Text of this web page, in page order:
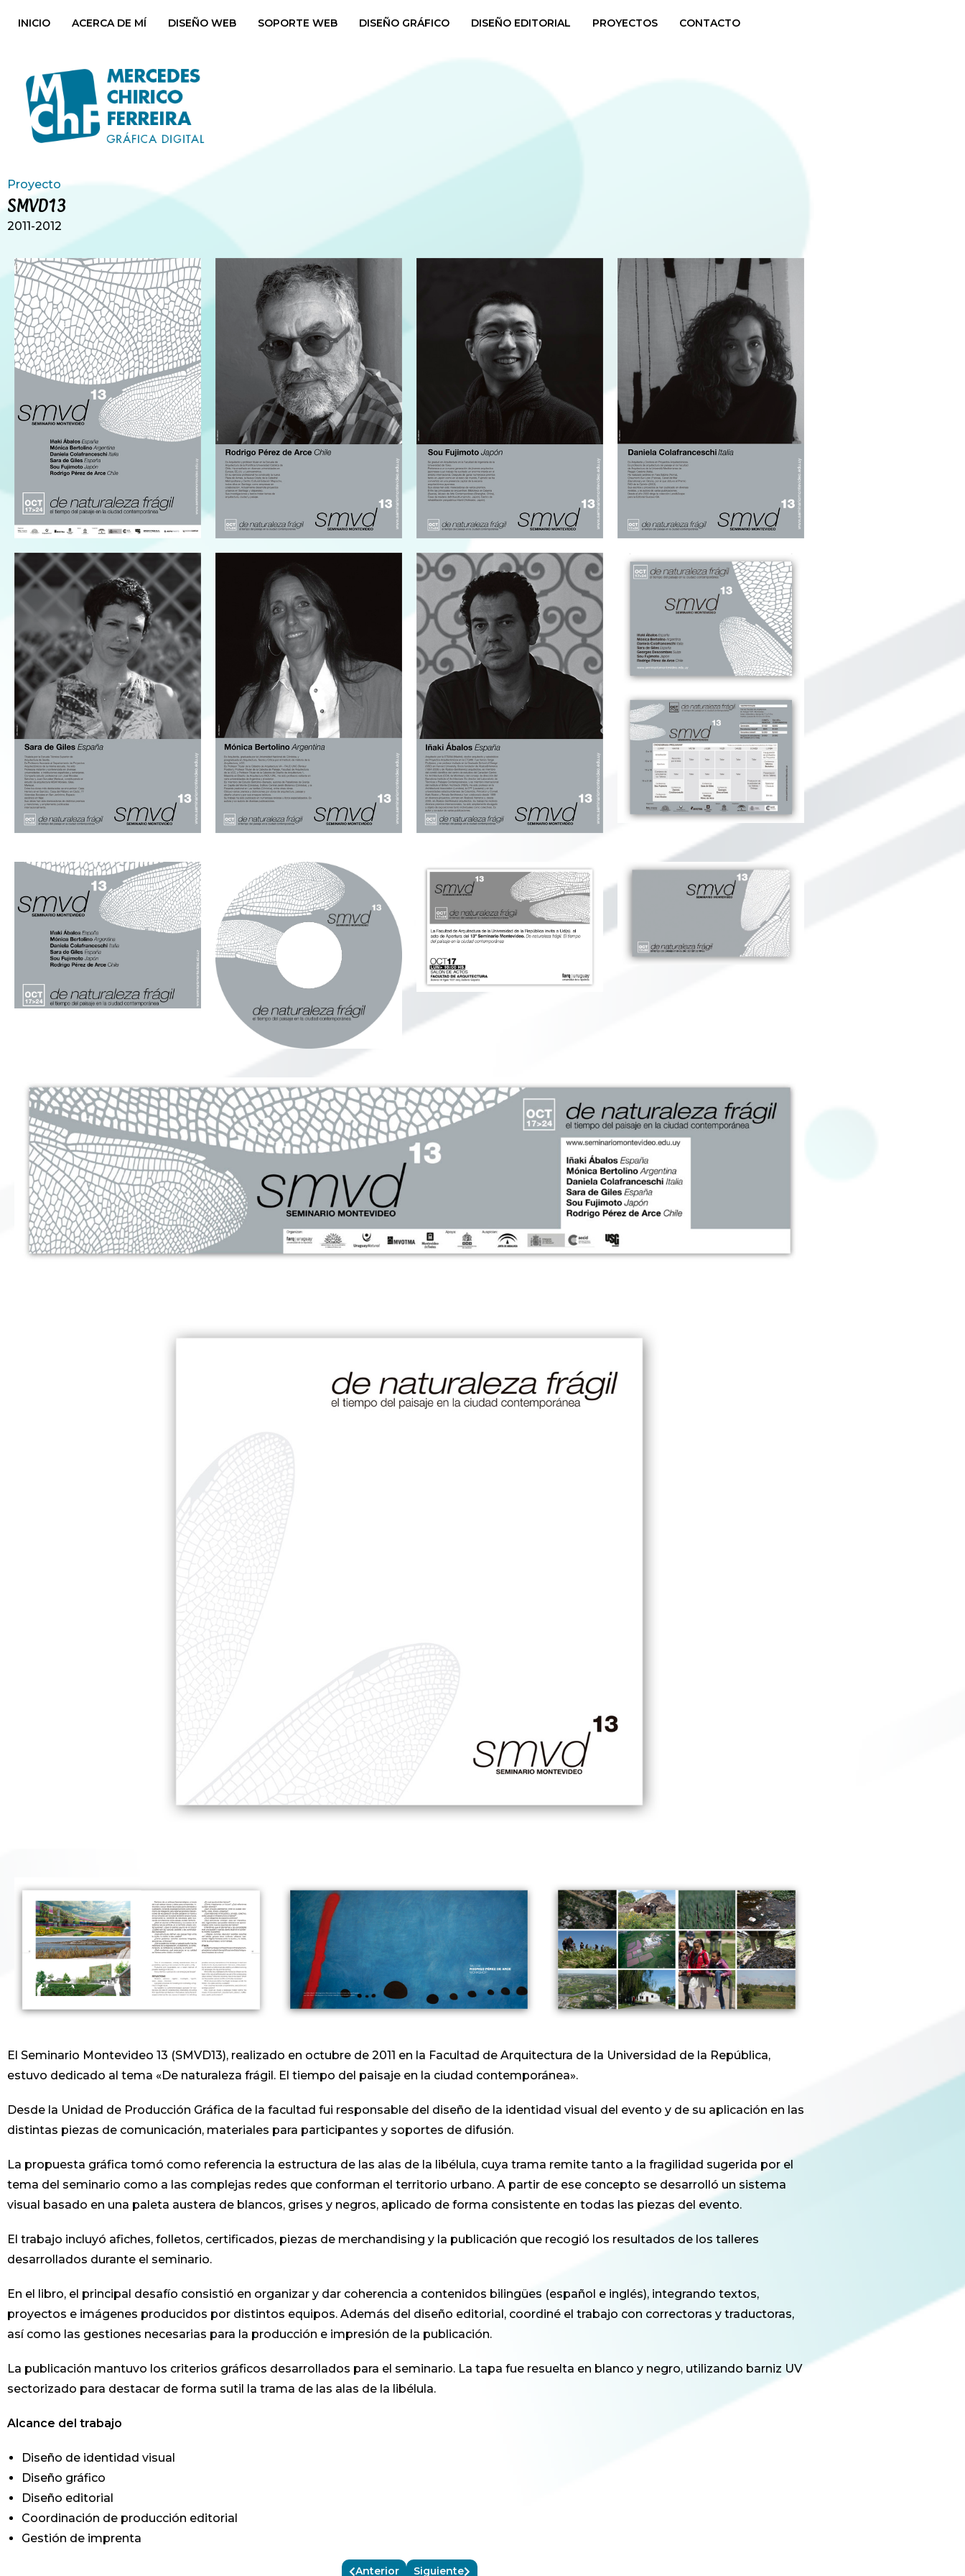
INICIO ACERCA DE MÍ DISEÑO WEB SOPORTE WEB DISEÑO GRÁFICO DISEÑO EDITORIAL PROYECTOS CONTACTO
Proyecto
SMVD13
2011-2012
El Seminario Montevideo 13 (SMVD13), realizado en octubre de 2011 en la Facultad de Arquitectura de la Universidad de la República,
estuvo dedicado al tema «De naturaleza frágil. El tiempo del paisaje en la ciudad contemporánea».
Desde la Unidad de Producción Gráfica de la facultad fui responsable del diseño de la identidad visual del evento y de su aplicación en las
distintas piezas de comunicación, materiales para participantes y soportes de difusión.
La propuesta gráfica tomó como referencia la estructura de las alas de la libélula, cuya trama remite tanto a la fragilidad sugerida por el
tema del seminario como a las complejas redes que conforman el territorio urbano. A partir de ese concepto se desarrolló un sistema
visual basado en una paleta austera de blancos, grises y negros, aplicado de forma consistente en todas las piezas del evento.
El trabajo incluyó afiches, folletos, certificados, piezas de merchandising y la publicación que recogió los resultados de los talleres
desarrollados durante el seminario.
En el libro, el principal desafío consistió en organizar y dar coherencia a contenidos bilingües (español e inglés), integrando textos,
proyectos e imágenes producidos por distintos equipos. Además del diseño editorial, coordiné el trabajo con correctoras y traductoras,
así como las gestiones necesarias para la producción e impresión de la publicación.
La publicación mantuvo los criterios gráficos desarrollados para el seminario. La tapa fue resuelta en blanco y negro, utilizando barniz UV
sectorizado para destacar de forma sutil la trama de las alas de la libélula.
Alcance del trabajo
Diseño de identidad visual
Diseño gráfico
Diseño editorial
Coordinación de producción editorial
Gestión de imprenta
Anterior Siguiente